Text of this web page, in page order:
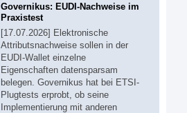
Governikus: EUDI-Nachweise im
Praxistest
[17.07.2026] Elektronische
Attributsnachweise sollen in der
EUDI-Wallet einzelne
Eigenschaften datensparsam
belegen. Governikus hat bei ETSI-
Plugtests erprobt, ob seine
Implementierung mit anderen